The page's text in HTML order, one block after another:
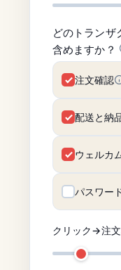
どのトランザ
含めますか？
注文確認
配送と納
ウェルカ
パスワー
クリック→注